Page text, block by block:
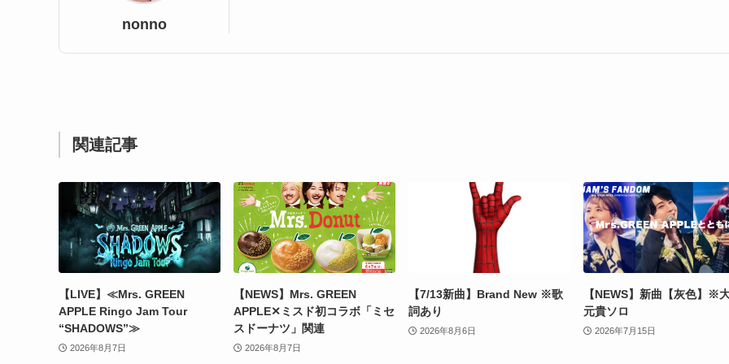
nonno
関連記事
【LIVE】≪Mrs. GREEN
APPLE Ringo Jam Tour
“SHADOWS”≫
2026年8月7日
【NEWS】Mrs. GREEN
APPLE✕ミスド初コラボ「ミセ
スドーナツ」関連
2026年8月7日
【7/13新曲】Brand New ※歌
詞あり
2026年8月6日
【NEWS】新曲【灰色】※
元貴ソロ
2026年7月15日